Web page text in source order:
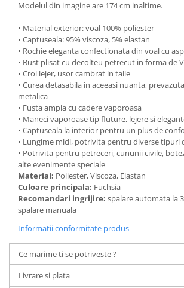
Modelul din imagine are 174 cm inaltime.
• Material exterior: voal 100% poliester
• Captuseala: 95% viscoza, 5% elastan
• Rochie eleganta confectionata din voal cu
• Bust plisat cu decolteu petrecut in forma de V
• Croi lejer, usor cambrat in talie
• Curea detasabila in aceeasi nuanta,
metalica
• Fusta ampla cu cadere vaporoasa
• Maneci vaporoase tip fluture, lejere si
• Captuseala la interior pentru un plus de
• Lungime midi, potrivita pentru diverse tipuri
• Potrivita pentru petreceri, cununii civile,
alte evenimente speciale
Material: Poliester, Viscoza, Elastan
Culoare principala: Fuchsia
Recomandari ingrijire: spalare automata la
spalare manuala
Informatii conformitate produs
Ce marime ti se potriveste ?
Livrare si plata